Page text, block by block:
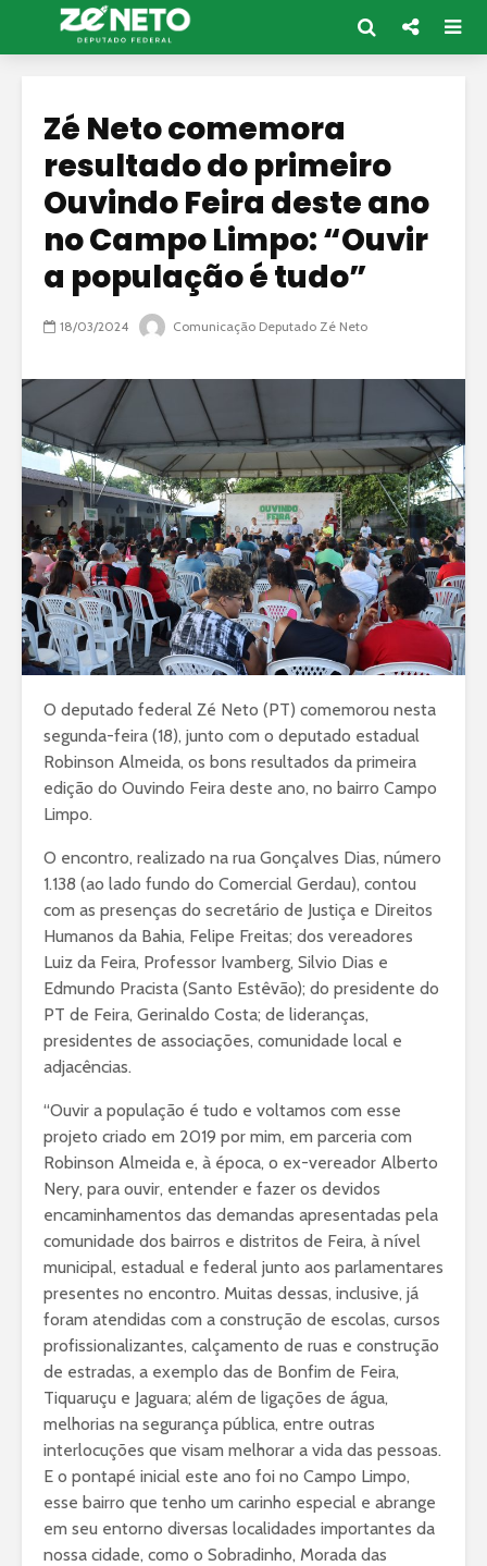
Zé Neto comemora
resultado do primeiro
Ouvindo Feira deste ano
no Campo Limpo: “Ouvir
a população é tudo”
18/03/2024 Comunicação Deputado Zé Neto
O deputado federal Zé Neto (PT) comemorou nesta
segunda-feira (18), junto com o deputado estadual
Robinson Almeida, os bons resultados da primeira
edição do Ouvindo Feira deste ano, no bairro Campo
Limpo.
O encontro, realizado na rua Gonçalves Dias, número
1.138 (ao lado fundo do Comercial Gerdau), contou
com as presenças do secretário de Justiça e Direitos
Humanos da Bahia, Felipe Freitas; dos vereadores
Luiz da Feira, Professor Ivamberg, Silvio Dias e
Edmundo Pracista (Santo Estêvão); do presidente do
PT de Feira, Gerinaldo Costa; de lideranças,
presidentes de associações, comunidade local e
adjacências.
“Ouvir a população é tudo e voltamos com esse
projeto criado em 2019 por mim, em parceria com
Robinson Almeida e, à época, o ex-vereador Alberto
Nery, para ouvir, entender e fazer os devidos
encaminhamentos das demandas apresentadas pela
comunidade dos bairros e distritos de Feira, à nível
municipal, estadual e federal junto aos parlamentares
presentes no encontro. Muitas dessas, inclusive, já
foram atendidas com a construção de escolas, cursos
profissionalizantes, calçamento de ruas e construção
de estradas, a exemplo das de Bonfim de Feira,
Tiquaruçu e Jaguara; além de ligações de água,
melhorias na segurança pública, entre outras
interlocuções que visam melhorar a vida das pessoas.
E o pontapé inicial este ano foi no Campo Limpo,
esse bairro que tenho um carinho especial e abrange
em seu entorno diversas localidades importantes da
nossa cidade, como o Sobradinho, Morada das